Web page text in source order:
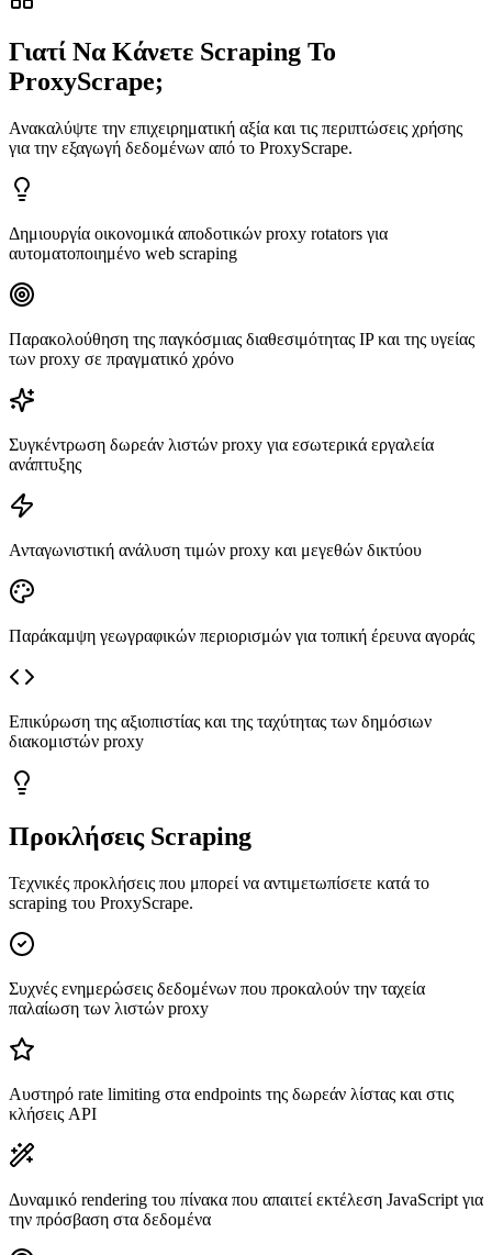
Γιατί Να Κάνετε Scraping Το
ProxyScrape;
Ανακαλύψτε την επιχειρηματική αξία και τις περιπτώσεις χρήσης
για την εξαγωγή δεδομένων από το ProxyScrape.
Δημιουργία οικονομικά αποδοτικών proxy rotators για
αυτοματοποιημένο web scraping
Παρακολούθηση της παγκόσμιας διαθεσιμότητας IP και της υγείας
των proxy σε πραγματικό χρόνο
Συγκέντρωση δωρεάν λιστών proxy για εσωτερικά εργαλεία
ανάπτυξης
Ανταγωνιστική ανάλυση τιμών proxy και μεγεθών δικτύου
Παράκαμψη γεωγραφικών περιορισμών για τοπική έρευνα αγοράς
Επικύρωση της αξιοπιστίας και της ταχύτητας των δημόσιων
διακομιστών proxy
Προκλήσεις Scraping
Τεχνικές προκλήσεις που μπορεί να αντιμετωπίσετε κατά το
scraping του ProxyScrape.
Συχνές ενημερώσεις δεδομένων που προκαλούν την ταχεία
παλαίωση των λιστών proxy
Αυστηρό rate limiting στα endpoints της δωρεάν λίστας και στις
κλήσεις API
Δυναμικό rendering του πίνακα που απαιτεί εκτέλεση JavaScript για
την πρόσβαση στα δεδομένα